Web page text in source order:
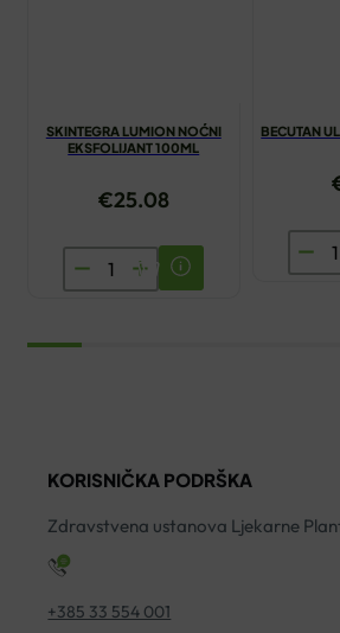
SKINTEGRA LUMION NOĆNI
EKSFOLIJANT 100ML
€25.08
SKINTEGRA
LUMION
BECUTAN
ULJE
KORISNIČKA PODRŠKA
Zdravstvena ustanova Ljekarne
+385 33 554 001